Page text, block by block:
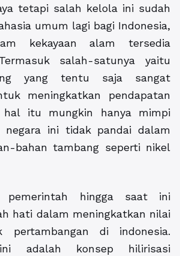
tetapi salah kelola ini sudah
umum lagi bagi Indonesia,
kekayaan alam tersedia
salah-satunya yaitu
yang tentu saja sangat
meningkatkan pendapatan
hal itu mungkin hanya mimpi
negara ini tidak pandai dalam
bahan tambang seperti nikel
pemerintah hingga saat ini
hati dalam meningkatkan nilai
pertambangan di indonesia.
adalah konsep hilirisasi